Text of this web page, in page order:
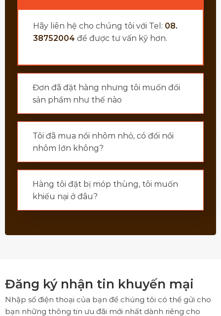
Hãy liên hệ cho chúng tôi với Tel: 08.
38752004 để được tư vấn kỹ hơn.
Đơn đã đặt hàng nhưng tôi muốn đổi
sản phẩm như thế nào
Tôi đã mua nồi nhôm nhỏ, có đổi nồi
nhôm lớn không?
Hàng tôi đặt bị móp thùng, tôi muốn
khiếu nại ở đâu?
Đăng ký nhận tin khuyến mại
Nhập số điện thoại của bạn để chúng tôi có thể gửi cho
bạn những thông tin ưu đãi mới nhất dành riêng cho